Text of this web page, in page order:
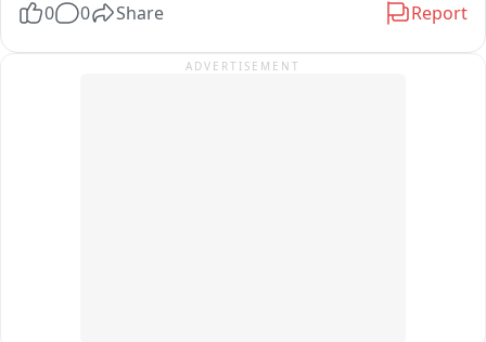
0 0 Share Report
ADVERTISEMENT